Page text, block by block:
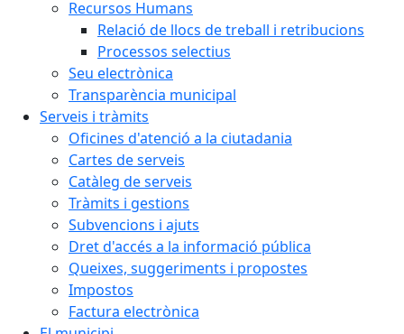
Recursos Humans
Relació de llocs de treball i retribucions
Processos selectius
Seu electrònica
Transparència municipal
Serveis i tràmits
Oficines d'atenció a la ciutadania
Cartes de serveis
Catàleg de serveis
Tràmits i gestions
Subvencions i ajuts
Dret d'accés a la informació pública
Queixes, suggeriments i propostes
Impostos
Factura electrònica